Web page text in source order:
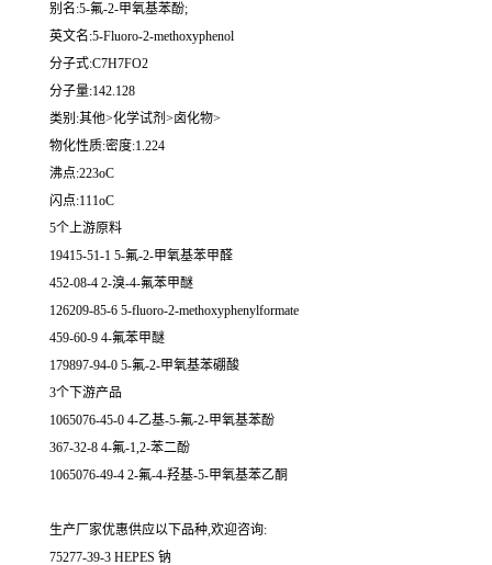
别名:5-氟-2-甲氧基苯酚;
英文名:5-Fluoro-2-methoxyphenol
分子式:C7H7FO2
分子量:142.128
类别:其他>化学试剂>卤化物>
物化性质:密度:1.224
沸点:223oC
闪点:111oC
5个上游原料
19415-51-1 5-氟-2-甲氧基苯甲醛
452-08-4 2-溴-4-氟苯甲醚
126209-85-6 5-fluoro-2-methoxyphenylformate
459-60-9 4-氟苯甲醚
179897-94-0 5-氟-2-甲氧基苯硼酸
3个下游产品
1065076-45-0 4-乙基-5-氟-2-甲氧基苯酚
367-32-8 4-氟-1,2-苯二酚
1065076-49-4 2-氟-4-羟基-5-甲氧基苯乙酮
生产厂家优惠供应以下品种,欢迎咨询:
75277-39-3 HEPES 钠